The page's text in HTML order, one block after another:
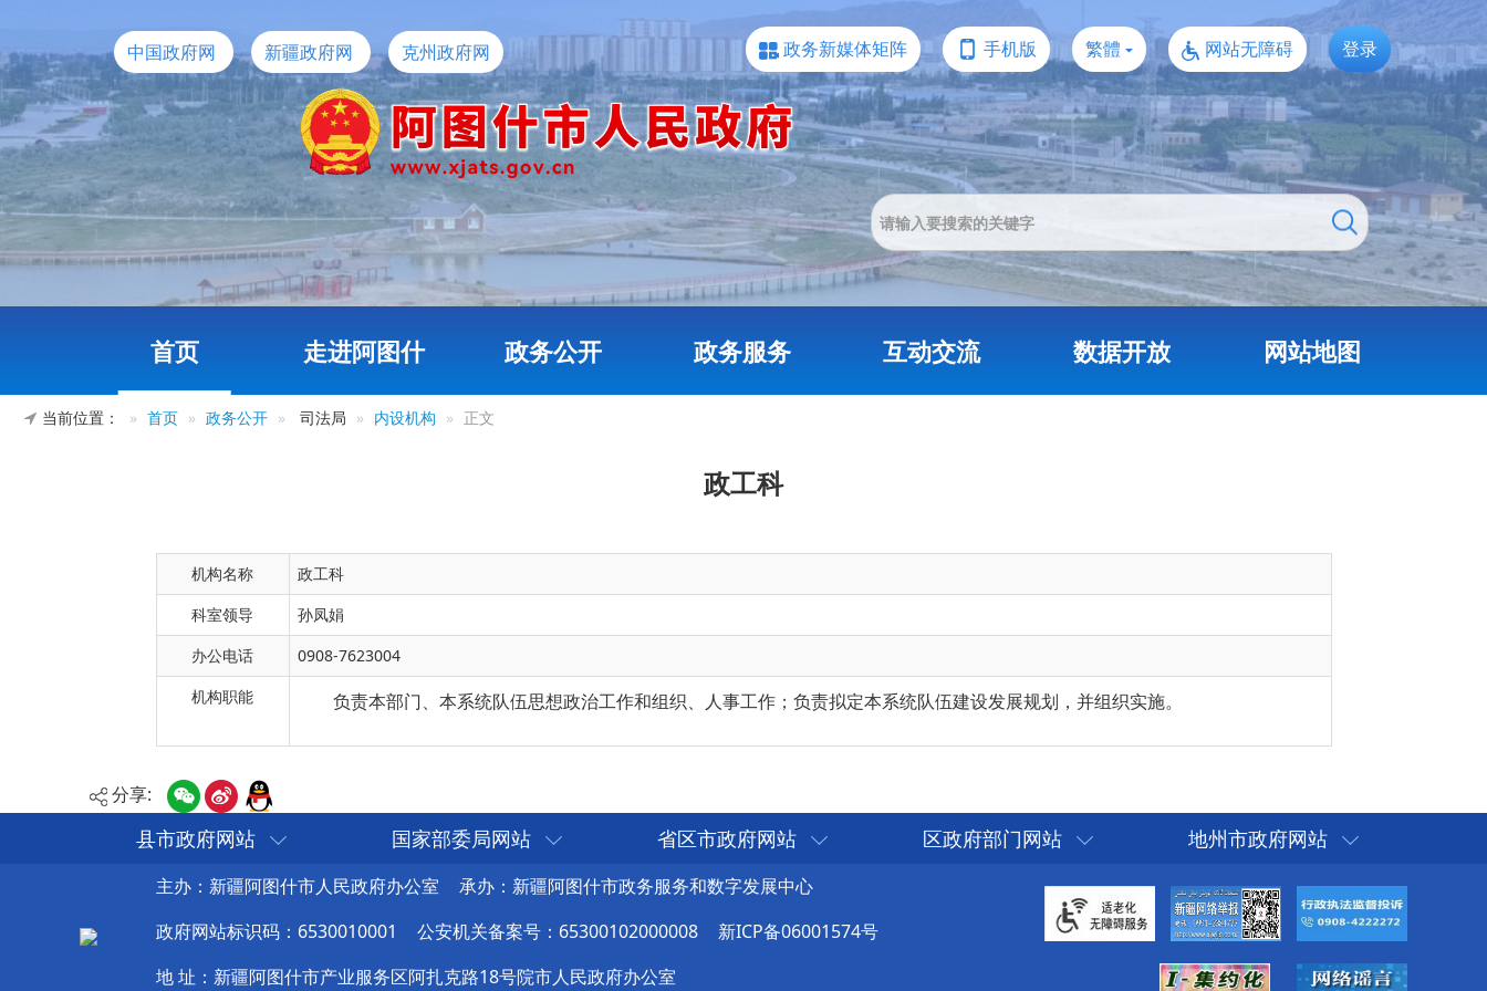
中国政府网 新疆政府网 克州政府网 政务新媒体矩阵 手机版 繁體 网站无障碍 登录
首页 走进阿图什 政务公开 政务服务 互动交流 数据开放 网站地图
当前位置： 首页 政务公开 司法局 内设机构 正文
政工科
机构名称
政工科
科室领导
孙凤娟
办公电话
0908-7623004
机构职能
负责本部门、本系统队伍思想政治工作和组织、人事工作；负责拟定本系统队伍建设发展规划，并组织实施。
分享:
县市政府网站 国家部委局网站 省区市政府网站 区政府部门网站 地州市政府网站
主办：新疆阿图什市人民政府办公室
承办：新疆阿图什市政务服务和数字发展中心
政府网站标识码：6530010001
公安机关备案号：65300102000008
新ICP备06001574号
地 址：新疆阿图什市产业服务区阿扎克路18号院市人民政府办公室